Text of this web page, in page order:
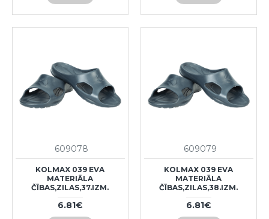
609078
KOLMAX 039 EVA
MATERIĀLA
ČĪBAS,ZILAS,37.IZM.
6.81€
609079
KOLMAX 039 EVA
MATERIĀLA
ČĪBAS,ZILAS,38.IZM.
6.81€